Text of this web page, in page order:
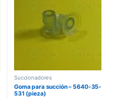
Succionadores
Goma para succión – 5640-35-
531 (pieza)